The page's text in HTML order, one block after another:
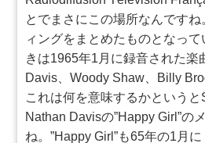
とでまさにこの場所なんです
ィングをまとめたものとなっ
きは1965年1月に録音された楽
Davis、Woody Shaw、Billy
これは何を意味するかという
Nathan Davisの”Happy Girl”の
ね。”Happy Girl”も65年の1月